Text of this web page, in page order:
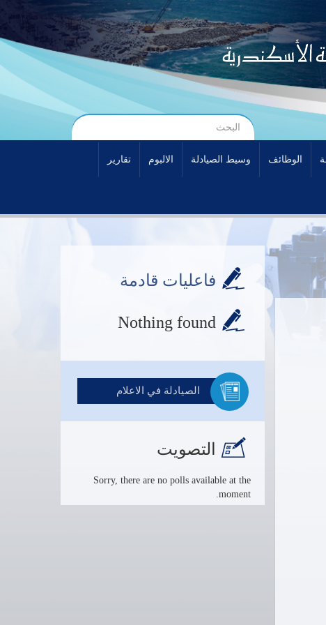
الوظائف وسيط الصيادلة الالبوم تقارير
فاعليات قادمة
Nothing found
الصيادلة في الاعلام
التصويت
Sorry, there are no polls available at the
moment.